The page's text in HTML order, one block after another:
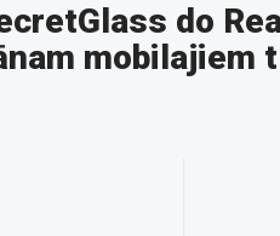
do
mobilajiem t